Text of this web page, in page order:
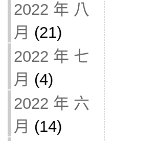
2022 年 八
月 (21)
2022 年 七
月 (4)
2022 年 六
月 (14)